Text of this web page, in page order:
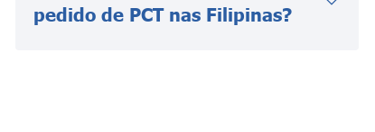
pedido de PCT nas Filipinas?